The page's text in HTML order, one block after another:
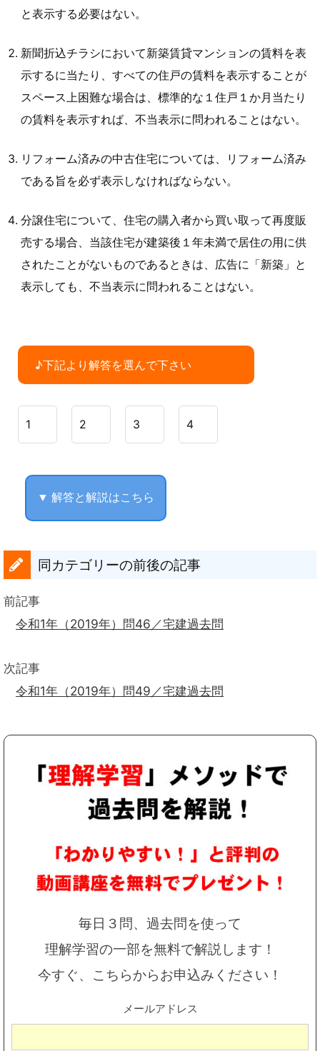
と表示する必要はない。
新聞折込チラシにおいて新築賃貸マンションの賃料を表
示するに当たり、すべての住戸の賃料を表示することが
スペース上困難な場合は、標準的な１住戸１か月当たり
の賃料を表示すれば、不当表示に問われることはない。
リフォーム済みの中古住宅については、リフォーム済み
である旨を必ず表示しなければならない。
分譲住宅について、住宅の購入者から買い取って再度販
売する場合、当該住宅が建築後１年未満で居住の用に供
されたことがないものであるときは、広告に「新築」と
表示しても、不当表示に問われることはない。
♪下記より解答を選んで下さい
1 2 3 4
▼ 解答と解説はこちら
同カテゴリーの前後の記事
前記事
令和1年（2019年）問46／宅建過去問
次記事
令和1年（2019年）問49／宅建過去問
毎日３問、過去問を使って
理解学習の一部を無料で解説します！
今すぐ、こちらからお申込みください！
メールアドレス